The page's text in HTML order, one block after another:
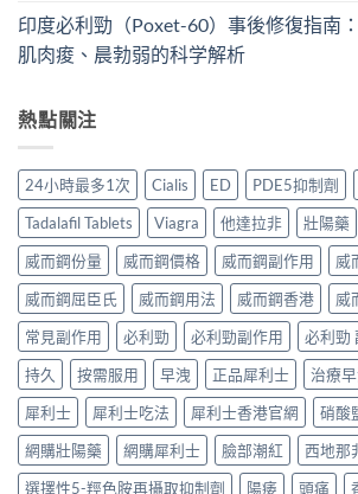
印度必利勁（Poxet-60）事後修復指南
肌肉痠、晨勃弱的科学解析
熱點關注
24小時最多1次 Cialis ED PDE5抑制劑
Tadalafil Tablets
Viagra 他達拉非 壯陽藥
威而鋼份量
威而鋼價格 威而鋼副作用
威
威而鋼屈臣氏
威而鋼用法 威而鋼香港
威
常見副作用
必利勁 必利勁副作用 必利勁
持久
按需服用 早洩 正品犀利士 治療
犀利士
犀利士吃法 犀利士香港官網 硝酸
網購壯陽藥
網購犀利士 臉部潮紅 西地那
選擇性5-羥色胺再攝取抑制劑
陽痿 頭痛